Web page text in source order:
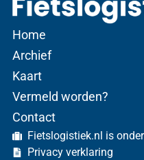
Home
Archief
Kaart
Vermeld worden?
Contact
Fietslogistiek.nl is
Privacy verklaring